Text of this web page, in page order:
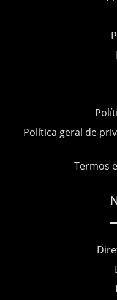
Política geral de
Termos